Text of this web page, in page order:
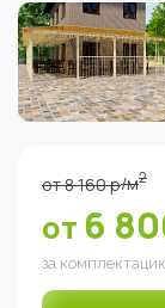
от8 160р/м2
от 6
за